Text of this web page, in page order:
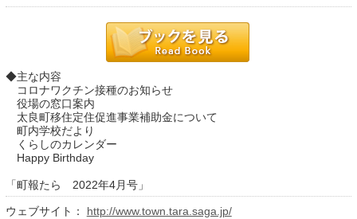
キーワード
◆主な内容
コロナワクチン接種のお知らせ
役場の窓口案内
太良町移住定住促進事業補助金について
町内学校だより
くらしのカレンダー
Happy Birthday
「町報たら 2022年4月号」
ウェブサイト： http://www.town.tara.saga.jp/
↓↓ ebooks専用本棚 ↓↓